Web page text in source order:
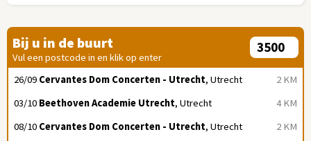
Bij u in de buurt
Vul een postcode in en klik op enter
2 KM
26/09 Cervantes Dom Concerten - Utrecht, Utrecht
4 KM
03/10 Beethoven Academie Utrecht, Utrecht
2 KM
08/10 Cervantes Dom Concerten - Utrecht, Utrecht